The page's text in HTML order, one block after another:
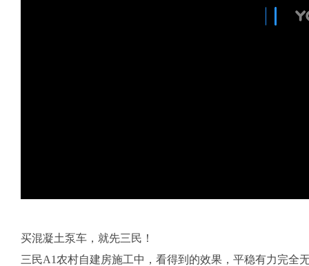
买混凝土泵车，就先三民！
三民A1农村自建房施工中，看得到的效果，平稳有力完全